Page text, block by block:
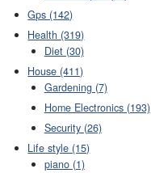
Gps (142)
Health (319)
Diet (30)
House (411)
Gardening (7)
Home Electronics (193)
Security (26)
Life style (15)
piano (1)